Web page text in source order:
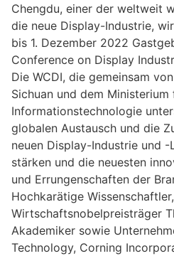
Chengdu, einer der weltweit
die neue Display-Industrie,
bis 1. Dezember 2022
Conference on Display
Die WCDI, die gemeinsam
Sichuan und dem
Informationstechnologie
globalen Austausch und die
neuen Display-Industrie und
stärken und die neuesten
und Errungenschaften der
Hochkarätige
Wirtschaftsnobelpreisträger
Akademiker sowie
Technology, Corning